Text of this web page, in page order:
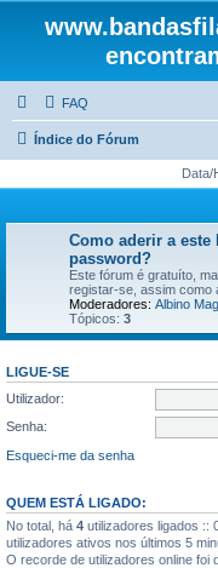
FAQ
Índice do Fórum
Data/
Como aderir a este
password?
Este fórum é gratuíto,
registar-se, assim como
Moderadores: Albino
Tópicos: 3
LIGUE-SE
Utilizador:
Senha:
Esqueci-me da senha
QUEM ESTÁ LIGADO:
No total, há 4 utilizadores ligados ::
utilizadores ativos nos últimos 5
O recorde de utilizadores online foi